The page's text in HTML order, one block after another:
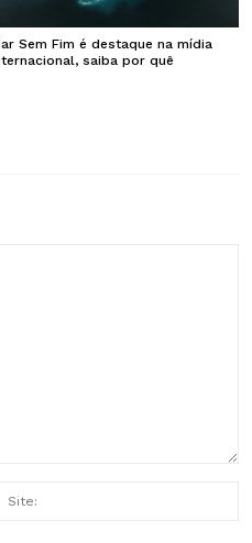
Sem Fim é destaque na mídia
saiba por quê